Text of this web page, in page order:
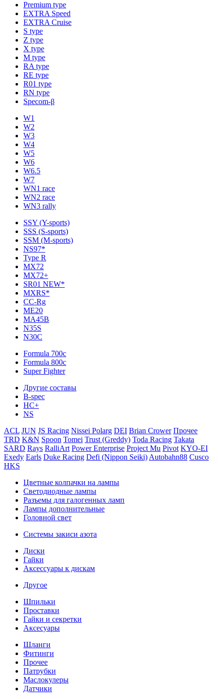
Premium type
EXTRA Speed
EXTRA Cruise
S type
Z type
X type
M type
RA type
RE type
R01 type
RN type
Specom-β
W1
W2
W3
W4
W5
W6
W6.5
W7
WN1 race
WN2 race
WN3 rally
SSY (Y-sports)
SSS (S-sports)
SSM (M-sports)
NS97*
Type R
MX72
MX72+
SR01 NEW*
MXRS*
CC-Rg
ME20
MA45B
N35S
N30C
Formula 700c
Formula 800c
Super Fighter
Другие составы
B-spec
HC+
NS
ACL JUN JS Racing Nissei Polarg DEI Brian Crower Прочее
TRD K&N Spoon Tomei Trust (Greddy) Toda Racing Takata
SARD Rays RalliArt Power Enterprise Project Mu Pivot KYO-EI
Exedy Earls Duke Racing Defi (Nippon Seiki) Autobahn88 Cusco
HKS
Цветные колпачки на лампы
Светодиодные лампы
Разъемы для галогенных ламп
Лампы дополнительные
Головной свет
Системы закиси азота
Диски
Гайки
Аксессуары к дискам
Другое
Шпильки
Проставки
Гайки и секретки
Аксесуары
Шланги
Фитинги
Прочее
Патрубки
Маслокулеры
Датчики